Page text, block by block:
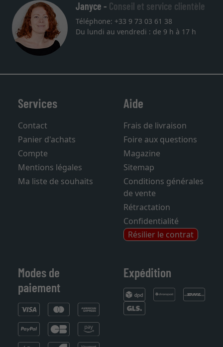
Janyce - Conseil et service clientèle
Téléphone: +33 9 73 03 61 38
Services
Contact
Panier d'achats
Compte
Mentions légales
Aide
Frais de livraison
Foire aux questions
Magazine
Sitemap
Conditions générales
de vente
Rétractation
Confidentialité
Résilier le contrat
Modes de
paiement
Expédition